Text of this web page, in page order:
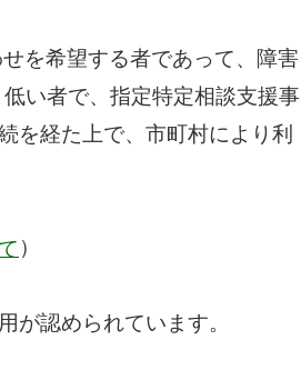
を希望する者であって、障害
い者で、指定特定相談支援事
を経た上で、市町村により利
）
が認められています。